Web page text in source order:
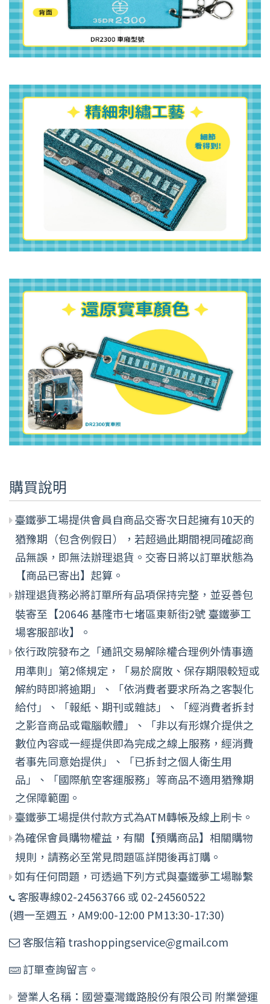
購買說明
臺鐵夢工場提供會員自商品交寄次日起擁有10天的
猶豫期（包含例假日），若超過此期間視同確認商
品無誤，即無法辦理退貨。交寄日將以訂單狀態為
【商品已寄出】起算。
辦理退貨務必將訂單所有品項保持完整，並妥善包
裝寄至【20646 基隆市七堵區東新街2號 臺鐵夢工
場客服部收】。
依行政院發布之「通訊交易解除權合理例外情事適
用準則」第2條規定，「易於腐敗、保存期限較短或
解約時即將逾期」、「依消費者要求所為之客製化
給付」、「報紙、期刊或雜誌」、「經消費者拆封
之影音商品或電腦軟體」、「非以有形媒介提供之
數位內容或一經提供即為完成之線上服務，經消費
者事先同意始提供」、「已拆封之個人衛生用
品」、「國際航空客運服務」等商品不適用猶豫期
之保障範圍。
臺鐵夢工場提供付款方式為ATM轉帳及線上刷卡。
為確保會員購物權益，有關【預購商品】相關購物
規則，請務必至常見問題區詳閱後再訂購。
如有任何問題，可透過下列方式與臺鐵夢工場聯繫
客服專線02-24563766 或 02-24560522
(週一至週五，AM9:00-12:00 PM13:30-17:30)
客服信箱 trashoppingservice@gmail.com
訂單查詢留言。
營業人名稱：國營臺灣鐵路股份有限公司 附業營運